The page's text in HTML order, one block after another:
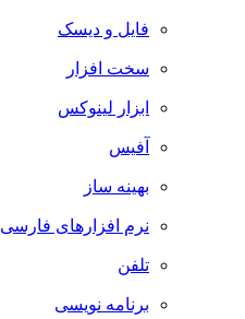
فایل و دیسک
سخت افزار
ابزار لینوکس
آفیس
بهینه ساز
نرم افزارهای فارسی
تلفن
برنامه نویسی